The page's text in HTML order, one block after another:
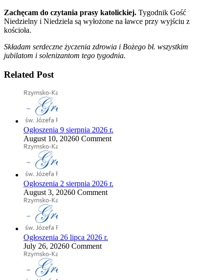
Zachęcam do czytania prasy katolickiej. Tygodnik Gość
Niedzielny i Niedziela są wyłożone na ławce przy wyjściu z
kościoła.
Składam serdeczne życzenia zdrowia i Bożego bł. wszystkim
jubilatom i solenizantom tego tygodnia.
Related Post
Ogłoszenia 9 sierpnia 2026 r.
August 10, 20260 Comment
Ogłoszenia 2 sierpnia 2026 r.
August 3, 20260 Comment
Ogłoszenia 26 lipca 2026 r.
July 26, 20260 Comment